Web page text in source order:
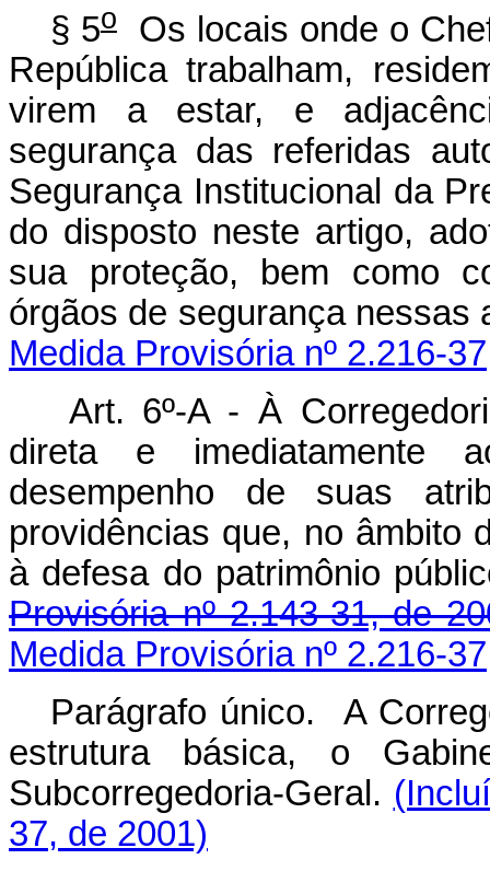
§ 5oOs locais onde o
República trabalham,
virem a estar, e
segurança das referidas
Segurança Institucional da
do disposto neste artigo,
sua proteção, bem como
órgãos de
Medida Provisória nº 2.216-
Art. 6º-A - À
direta e imediatamente
desempenho de suas
providências que, no âmbito
à defesa do patrimônio
Provisória nº 2.143-31, de
Medida Provisória nº 2.216-
Parágrafo único. A
estrutura básica, o
Subcorregedoria-Geral.
37, de 2001)